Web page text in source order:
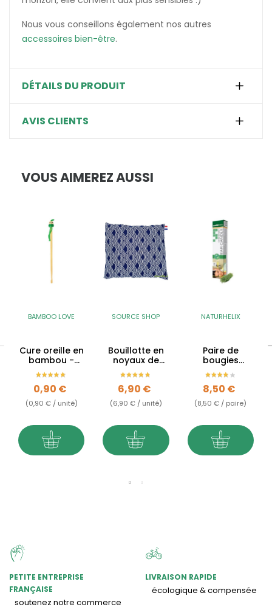
Nous vous conseillons également nos autres
accessoires bien-être.
DÉTAILS DU PRODUIT
AVIS CLIENTS
VOUS AIMEREZ AUSSI
BAMBOO LOVE
Cure oreille en
bambou -
Oriculi
Prix
0,90 €
(0,90 € / unité)
SOURCE SHOP
Bouillotte en
noyaux de
cerises Bio –
Coussin
chauffant
Prix
6,90 €
(6,90 € / unité)
NATURHELIX
Paire de
bougies
auriculaires au
thym
Prix
8,50 €
(8,50 € / paire)
PETITE ENTREPRISE
FRANÇAISE
soutenez notre commerce
LIVRAISON RAPIDE
écologique & compensée